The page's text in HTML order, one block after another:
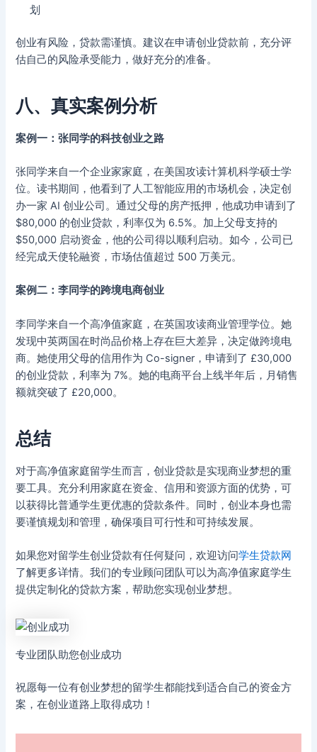
划
创业有风险，贷款需谨慎。建议在申请创业贷款前，充分评
估自己的风险承受能力，做好充分的准备。
八、真实案例分析
案例一：张同学的科技创业之路
张同学来自一个企业家家庭，在美国攻读计算机科学硕士学
位。读书期间，他看到了人工智能应用的市场机会，决定创
办一家 AI 创业公司。通过父母的房产抵押，他成功申请到了
$80,000 的创业贷款，利率仅为 6.5%。加上父母支持的
$50,000 启动资金，他的公司得以顺利启动。如今，公司已
经完成天使轮融资，市场估值超过 500 万美元。
案例二：李同学的跨境电商创业
李同学来自一个高净值家庭，在英国攻读商业管理学位。她
发现中英两国在时尚品价格上存在巨大差异，决定做跨境电
商。她使用父母的信用作为 Co-signer，申请到了 £30,000
的创业贷款，利率为 7%。她的电商平台上线半年后，月销售
额就突破了 £20,000。
总结
对于高净值家庭留学生而言，创业贷款是实现商业梦想的重
要工具。充分利用家庭在资金、信用和资源方面的优势，可
以获得比普通学生更优惠的贷款条件。同时，创业本身也需
要谨慎规划和管理，确保项目可行性和可持续发展。
如果您对留学生创业贷款有任何疑问，欢迎访问学生贷款网
了解更多详情。我们的专业顾问团队可以为高净值家庭学生
提供定制化的贷款方案，帮助您实现创业梦想。
专业团队助您创业成功
祝愿每一位有创业梦想的留学生都能找到适合自己的资金方
案，在创业道路上取得成功！